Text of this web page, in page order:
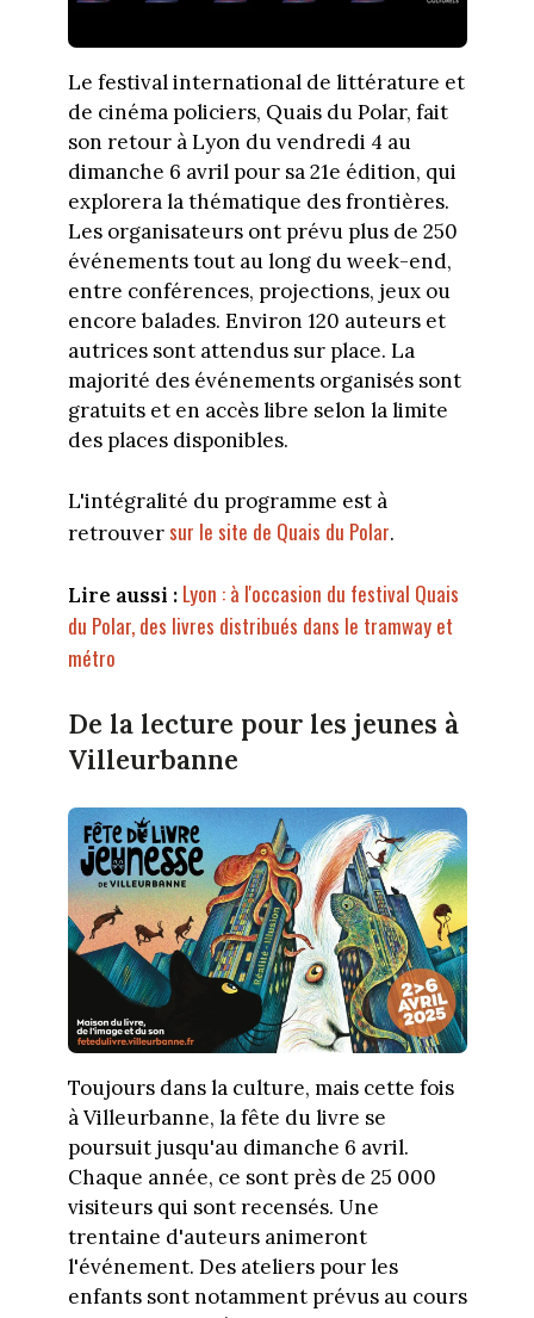
Le festival international de littérature et
de cinéma policiers, Quais du Polar, fait
son retour à Lyon du vendredi 4 au
dimanche 6 avril pour sa 21e édition, qui
explorera la thématique des frontières.
Les organisateurs ont prévu plus de 250
événements tout au long du week-end,
entre conférences, projections, jeux ou
encore balades. Environ 120 auteurs et
autrices sont attendus sur place. La
majorité des événements organisés sont
gratuits et en accès libre selon la limite
des places disponibles.
L'intégralité du programme est à
retrouversur le site de Quais du Polar.
Lire aussi : Lyon : à l'occasion du festival Quais
du Polar, des livres distribués dans le tramway et
métro
De la lecture pour les jeunes à
Villeurbanne
Toujours dans la culture, mais cette fois
à Villeurbanne, la fête du livre se
poursuit jusqu'au dimanche 6 avril.
Chaque année, ce sont près de 25 000
visiteurs qui sont recensés. Une
trentaine d'auteurs animeront
l'événement. Des ateliers pour les
enfants sont notamment prévus au cours